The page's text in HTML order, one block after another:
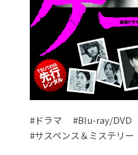
#ドラマ
#Blu-ray/DVD
#サスペンス＆ミステリー